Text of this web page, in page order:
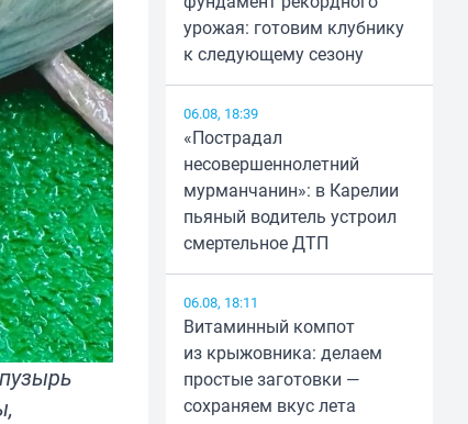
урожая: готовим клубнику
к следующему сезону
06.08, 18:39
«Пострадал
несовершеннолетний
мурманчанин»: в Карелии
пьяный водитель устроил
смертельное ДТП
06.08, 18:11
Витаминный компот
из крыжовника: делаем
простые заготовки —
сохраняем вкус лета